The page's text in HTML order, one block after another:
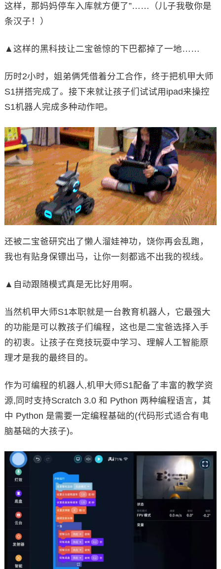
这样，那妈妈停车入库就方便了”……（儿子我敬你是
条汉子！）
▲这样的黑科技让二宝爸惊的下巴都掉了一地……
历时2小时，姐弟俩凭借着分工合作，终于把机甲大师
S1拼搭完成了。接下来就让孩子们试试用ipad来操控
S1机器人完成多种动作吧。
还被二宝爸研究出了懒人溜娃神功，饶你再会乱跑，
我也有贴身保镖出马，让你一刻都逃不出我的视线。
▲自动跟随模式真是无比好用啊。
当然机甲大师S1本职就是一台教育机器人，它最强大
的功能是可以教孩子们编程，这也是二宝爸选择入手
的初衷。让孩子在竞技玩耍中学习、理解人工智能原
理才是我的最终目的。
作为可编程的机器人,机甲大师S1配备了丰富的教学资
源,同时支持Scratch 3.0 和 Python 两种编程语言，其
中 Python 是需要一定编程基础的(代码形式适合有电
脑基础的大孩子)。